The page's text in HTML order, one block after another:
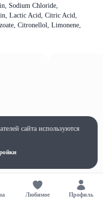
Sodium Chloride,
Lactic Acid, Citric Acid,
Citronellol, Limonene,
Любимое Профиль
сайта используются